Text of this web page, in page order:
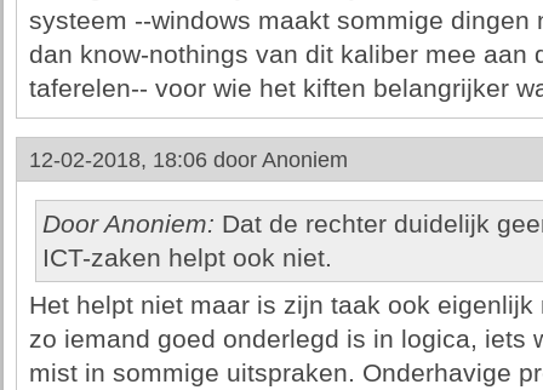
systeem --windows maakt sommige dingen
dan know-nothings van dit kaliber mee aan
taferelen-- voor wie het kiften belangrijker
12-02-2018, 18:06 door Anoniem
Door Anoniem: Dat de rechter duidelijk
ICT-zaken helpt ook niet.
Het helpt niet maar is zijn taak ook
zo iemand goed onderlegd is in logica, iets
mist in sommige uitspraken. Onderhavige